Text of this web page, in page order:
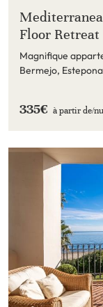
Floor Retreat
Magnifique
Bermejo,
335€ à partir de/